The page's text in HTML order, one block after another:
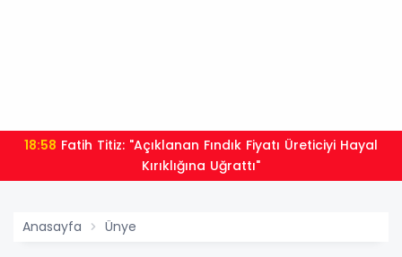
18:58
Kırıklığına Uğrattı"
Anasayfa Ünye